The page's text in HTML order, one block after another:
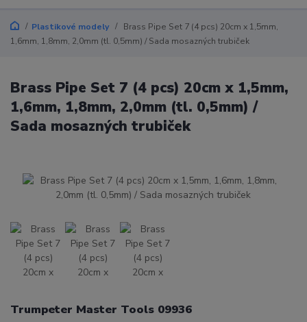
Plastikové modely
Brass Pipe Set 7 (4 pcs) 20cm x 1,5mm,
1,6mm, 1,8mm, 2,0mm (tl. 0,5mm) / Sada mosazných trubiček
Brass Pipe Set 7 (4 pcs) 20cm x 1,5mm,
1,6mm, 1,8mm, 2,0mm (tl. 0,5mm) /
Sada mosazných trubiček
Trumpeter Master Tools 09936